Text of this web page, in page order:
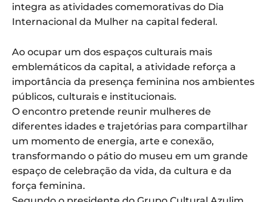
integra as atividades comemorativas do Dia
Internacional da Mulher na capital federal.
Ao ocupar um dos espaços culturais mais
emblemáticos da capital, a atividade reforça a
importância da presença feminina nos ambientes
públicos, culturais e institucionais.
O encontro pretende reunir mulheres de
diferentes idades e trajetórias para compartilhar
um momento de energia, arte e conexão,
transformando o pátio do museu em um grande
espaço de celebração da vida, da cultura e da
força feminina.